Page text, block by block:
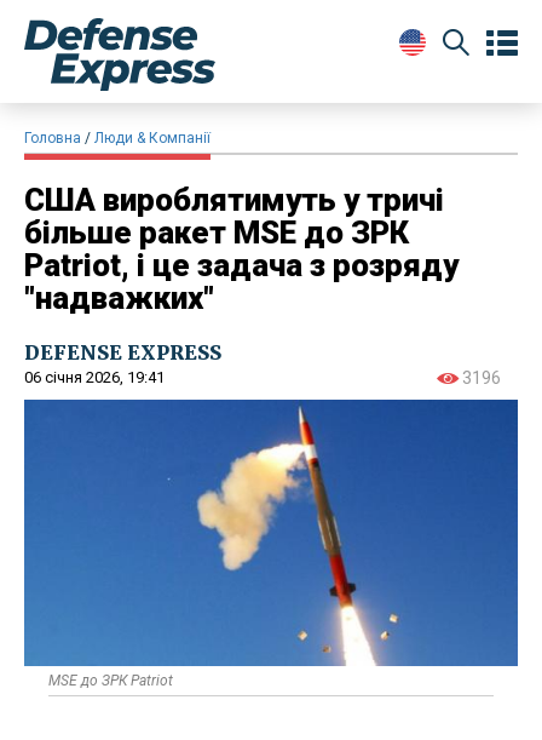
Головна Люди & Компанії
США вироблятимуть у тричі
більше ракет MSE до ЗРК
Patriot, і це задача з розряду
"надважких"
DEFENSE EXPRESS
06 січня 2026, 19:41 3196
MSE до ЗРК Patriot